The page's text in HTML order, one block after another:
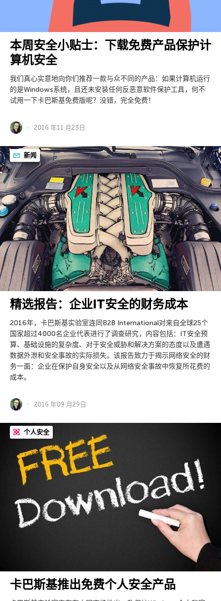
本周安全小贴士：下载免费产品保护计
算机安全
我们真心实意地向你们推荐一款与众不同的产品：如果计算机运行
的是Windows系统，且还未安装任何反恶意软件保护工具，何不
试用一下卡巴斯基免费版呢？没错，完全免费！
2016 年11 月23日
新闻
精选报告：企业IT安全的财务成本
2016年，卡巴斯基实验室连同B2B International对来自全球25个
国家超过4000名企业代表进行了调查研究，内容包括：IT安全预
算、基础设施的复杂度、对于安全威胁和解决方案的态度以及遭遇
数据外泄和安全事故的实际损失。该报告致力于揭示网络安全的财
务一面：企业在保护自身安全以及从网络安全事故中恢复所花费的
成本。
2016 年09 月29日
个人安全
卡巴斯基推出免费个人安全产品